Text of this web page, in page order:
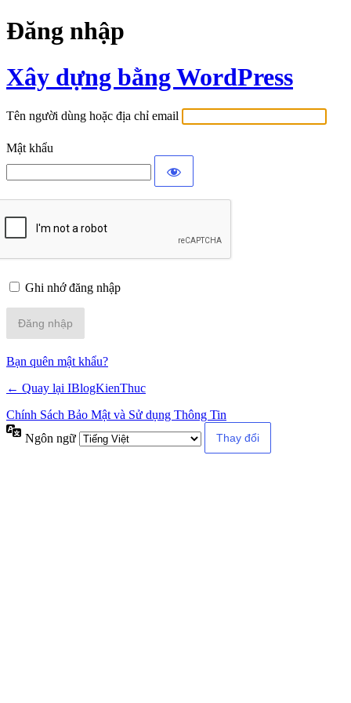
Đăng nhập
Xây dựng bằng WordPress
Tên người dùng hoặc địa chỉ email
Mật khẩu
Ghi nhớ đăng nhập
Alternative:
Bạn quên mật khẩu?
← Quay lại IBlogKienThuc
Chính Sách Bảo Mật và Sử dụng Thông Tin
Ngôn ngữ